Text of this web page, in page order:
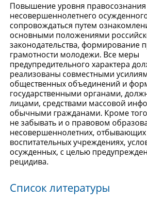
Повышение уровня правосознания
несовершеннолетнего
сопровождаться путем
основными положениями
законодательства, формирование
грамотности молодежи. Все меры
предупредительного характера
реализованы совместными
общественных объединений и
государственными органами,
лицами, средствами массовой
обычными гражданами. Кроме
не забывать и о правовом
несовершеннолетних, отбывающих
воспитательных учреждениях,
осужденных, с целью
рецидива.
Список литературы